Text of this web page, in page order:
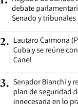
debate
Senado y tribunales
2. Lautaro Carmona
Cuba y se reúne
Canel
3. Senador Bianchi y
plan de seguridad
innecesaria en lo